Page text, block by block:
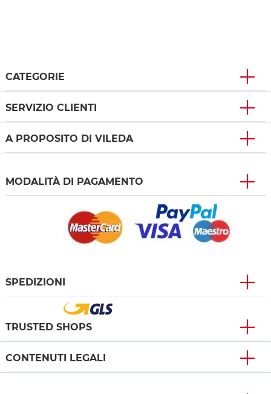
CATEGORIE
SERVIZIO CLIENTI
A PROPOSITO DI VILEDA
MODALITÀ DI PAGAMENTO
SPEDIZIONI
TRUSTED SHOPS
CONTENUTI LEGALI